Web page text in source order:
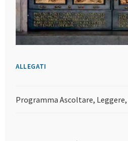
ALLEGATI
Programma Ascoltare, Leggere,